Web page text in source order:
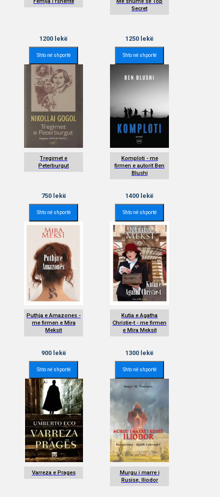
1200 lekë
Shto në shportë
Secret
1250 lekë
Shto në shportë
Tregimet e
Peterburgut
750lekë
Shto në shportë
Komploti - me
firmen e autorit Ben
Blushi
1400 lekë
Shto në shportë
Puthja e Amazones -
me firmen e Mira
Meksit
900lekë
Shto në shportë
Kutia e Agatha
Christie-t - me firmen
e Mira Meksit
1300 lekë
Shto në shportë
Varreza e Prages
Murgu i marre i
Rusise, Iliodor